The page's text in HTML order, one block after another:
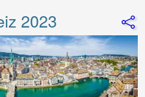
2023